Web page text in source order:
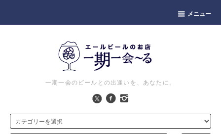
メニュー
一期一会のビールとの出逢いを、あなたに。